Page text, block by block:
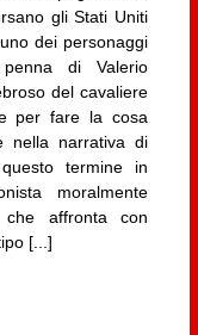
gli Stati Uniti
dei personaggi
di Valerio
del cavaliere
per fare la cosa
nella narrativa di
termine in
moralmente
che affronta con
[...]